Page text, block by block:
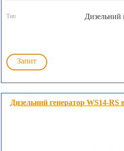
Тип Дизельний
Запит
Дизельний генератор WS14-RS